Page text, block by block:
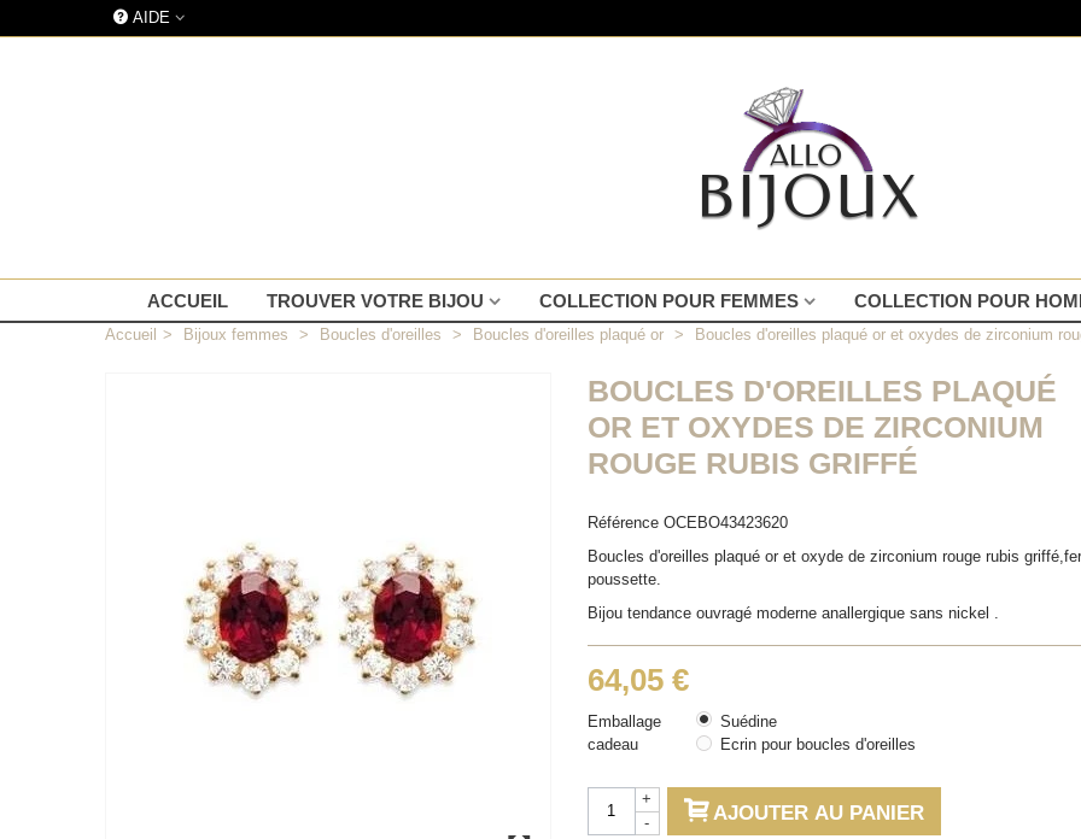
AIDE
ACCUEIL TROUVER VOTRE BIJOU COLLECTION POUR FEMMES COLLECTION POUR
Accueil > Bijoux femmes > Boucles d'oreilles > Boucles d'oreilles plaqué or > Boucles d'oreilles plaqué or et oxydes de zirconium
BOUCLES D'OREILLES PLAQUÉ
OR ET OXYDES DE ZIRCONIUM
ROUGE RUBIS GRIFFÉ
Référence OCEBO43423620
Boucles d'oreilles plaqué or et oxyde de zirconium rouge rubis
poussette.
Bijou tendance ouvragé moderne anallergique sans nickel .
64,05 €
Emballage
cadeau
Suédine
Ecrin pour boucles d'oreilles
-
+
AJOUTER AU PANIER